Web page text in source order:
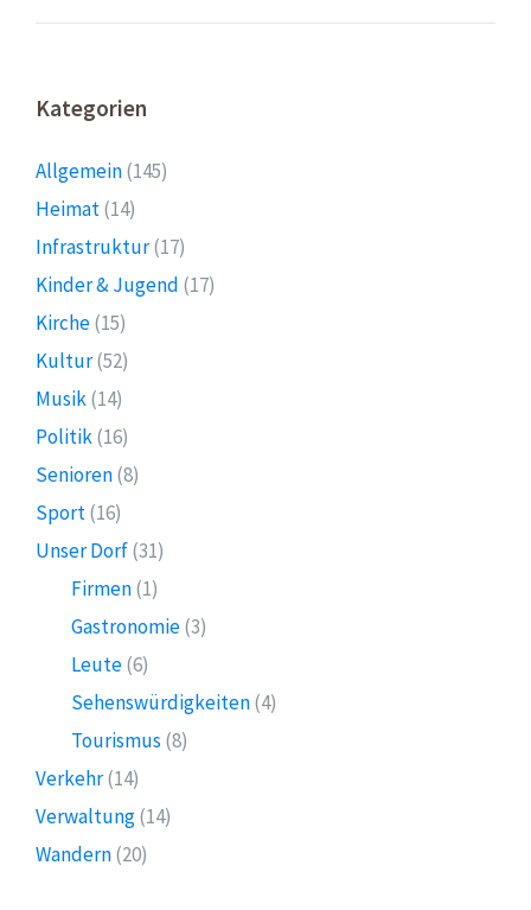
Kategorien
Allgemein(145)
Heimat(14)
Infrastruktur(17)
Kinder & Jugend (17)
Kirche(15)
Kultur(52)
Musik(14)
Politik(16)
Senioren(8)
Sport(16)
Unser Dorf(31)
Firmen(1)
Gastronomie(3)
Leute(6)
Sehenswürdigkeiten(4)
Tourismus (8)
Verkehr(14)
Verwaltung(14)
Wandern(20)